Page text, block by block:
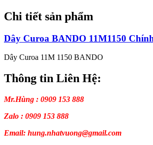
Chi tiết sản phẩm
Dây Curoa BANDO 11M1150
Dây Curoa 11M 1150 BANDO
Thông tin Liên Hệ:
Mr.Hùng : 0909 153 888
Zalo : 0909 153 888
Email: hung.nhatvuong@gmail.com